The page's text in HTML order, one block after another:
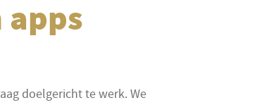
doelgericht te werk. We